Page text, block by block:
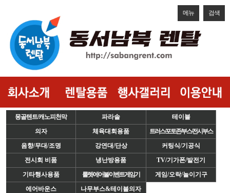
메뉴 검색
몽골텐트/캐노피천막 파라솔
테이블
의자
체육대회용품
트러스/포토존/부스/전시부스
음향/무대/조명
강연대/단상
커팅식/기공식
전시회 비품
냉난방용품
TV/기가폰/발전기
기타행사용품
룰렛/에어볼/이벤트게임기
게임/오락/놀이기구
에어바운스
나무부스&테이블의자